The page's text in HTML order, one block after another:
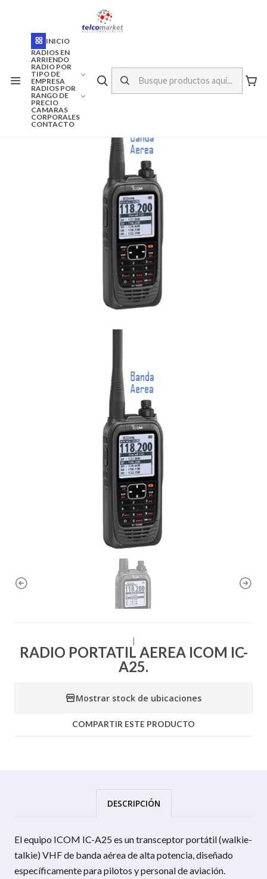
INICIO
RADIOS EN
ARRIENDO
RADIO POR
TIPO DE
EMPRESA
RADIOS POR
RANGO DE
PRECIO
CAMARAS
CORPORALES
CONTACTO
ENVÍO A TODO CHILE
Inicio Marcas
Icom
RADIO PORTATIL AEREA ICOM IC-A25.
RADIO PORTATIL AEREA ICOM IC-
A25.
Mostrar stock de ubicaciones
COMPARTIR ESTE PRODUCTO
DESCRIPCIÓN
El equipo ICOM IC-A25 es un transceptor portátil (walkie-
talkie) VHF de banda aérea de alta potencia, diseñado
específicamente para pilotos y personal de aviación.